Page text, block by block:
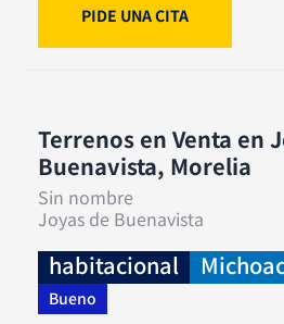
PIDE UNA CITA
Terrenos en Venta en
Buenavista, Morelia
Sin nombre
Joyas de Buenavista
habitacional
Bueno